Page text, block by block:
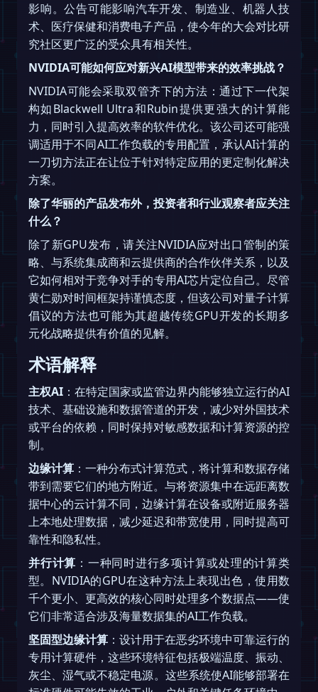
影响。公告可能影响汽车开发、制造业、机器人技
术、医疗保健和消费电子产品，使今年的大会对比研
究社区更广泛的受众具有相关性。
NVIDIA可能如何应对新兴AI模型带来的效率挑战？
NVIDIA可能会采取双管齐下的方法：通过下一代架
构如Blackwell Ultra和Rubin提供更强大的计算能
力，同时引入提高效率的软件优化。该公司还可能强
调适用于不同AI工作负载的专用配置，承认AI计算的
一刀切方法正在让位于针对特定应用的更定制化解决
方案。
除了华丽的产品发布外，投资者和行业观察者应关注
什么？
除了新GPU发布，请关注NVIDIA应对出口管制的策
略、与系统集成商和云提供商的合作伙伴关系，以及
它如何相对于竞争对手的专用AI芯片定位自己。尽管
黄仁勋对时间框架持谨慎态度，但该公司对量子计算
倡议的方法也可能为其超越传统GPU开发的长期多
元化战略提供有价值的见解。
术语解释
主权AI ：在特定国家或监管边界内能够独立运行的AI
技术、基础设施和数据管道的开发，减少对外国技术
或平台的依赖，同时保持对敏感数据和计算资源的控
制。
边缘计算 ：一种分布式计算范式，将计算和数据存储
带到需要它们的地方附近。与将资源集中在远距离数
据中心的云计算不同，边缘计算在设备或附近服务器
上本地处理数据，减少延迟和带宽使用，同时提高可
靠性和隐私性。
并行计算 ：一种同时进行多项计算或处理的计算类
型。NVIDIA的GPU在这种方法上表现出色，使用数
千个更小、更高效的核心同时处理多个数据点——使
它们非常适合涉及海量数据集的AI工作负载。
坚固型边缘计算 ：设计用于在恶劣环境中可靠运行的
专用计算硬件，这些环境特征包括极端温度、振动、
灰尘、湿气或不稳定电源。这些系统使AI能够部署在